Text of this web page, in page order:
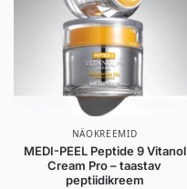
NÄOKREEMID
MEDI-PEEL Peptide 9 Vitanol
Cream Pro – taastav
peptiidikreem